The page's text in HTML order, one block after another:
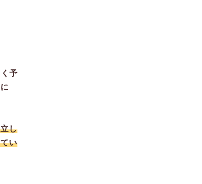
予
し
い